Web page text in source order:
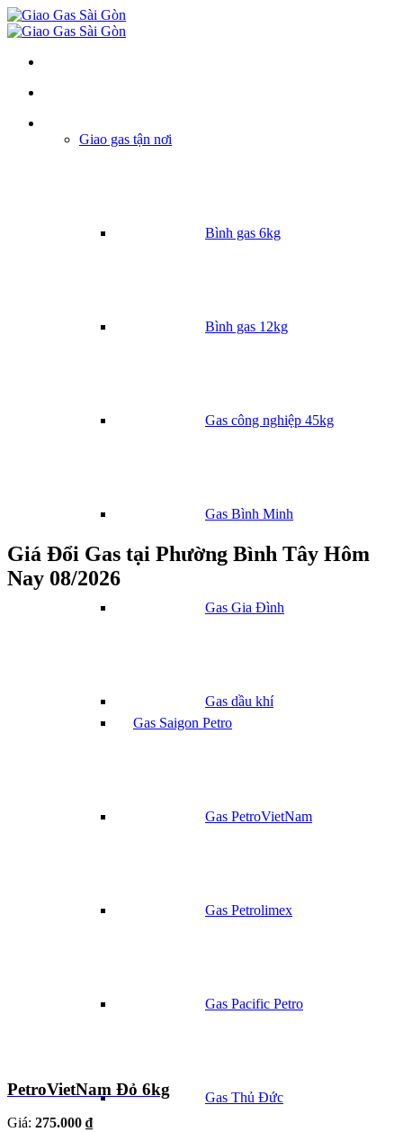
Giao gas tận nơi
Bình gas 6kg
Bình gas 12kg
Gas công nghiệp 45kg
Gas Bình Minh
Gas Gia Đình
Gas dầu khí
Gas Saigon Petro
Gas PetroVietNam
Gas Petrolimex
Gas Pacific Petro
Gas Thủ Đức
Giá Đổi Gas tại Phường Bình Tây Hôm
Nay 08/2026
PetroVietNam Đỏ 6kg
Giá: 275.000 ₫